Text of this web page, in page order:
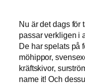
Nu är det dags för
passar verkligen i
De har spelats på
möhippor,
kräftskivor,
name it! Och